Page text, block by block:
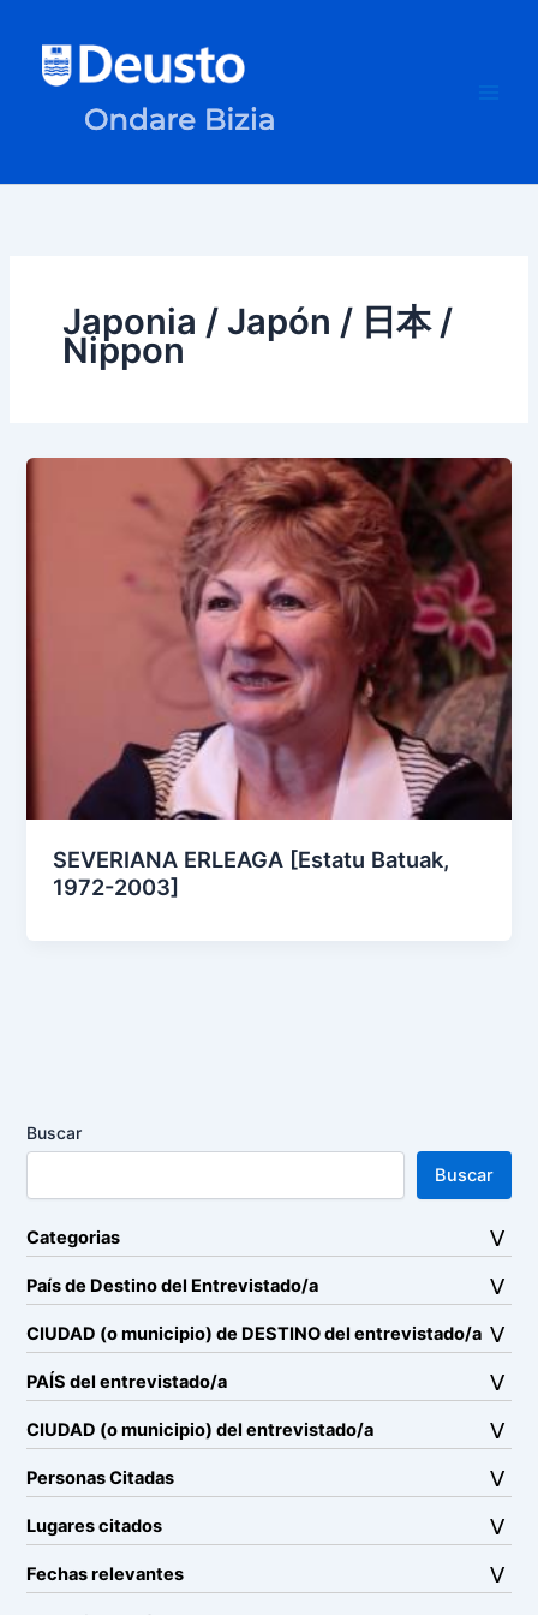
contenido
Japonia / Japón / 日本 /
Nippon
SEVERIANA ERLEAGA [Estatu Batuak,
1972-2003]
Buscar
Buscar
Categorias
País de Destino del Entrevistado/a
CIUDAD (o municipio) de DESTINO del entrevistado/a
PAÍS del entrevistado/a
CIUDAD (o municipio) del entrevistado/a
Personas Citadas
Lugares citados
Fechas relevantes